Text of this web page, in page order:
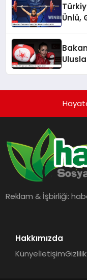
Ünlü,
Reklam & İşbirliği:
Hakkımızda
Künyeİletişim